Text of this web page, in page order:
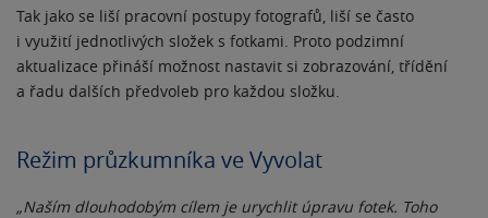
Tak jako se liší pracovní postupy fotografů, liší se často
i využití jednotlivých složek s fotkami. Proto podzimní
aktualizace přináší možnost nastavit si zobrazování, třídění
a řadu dalších předvoleb pro každou složku.
Režim průzkumníka ve Vyvolat
„Naším dlouhodobým cílem je urychlit úpravu fotek. Toho